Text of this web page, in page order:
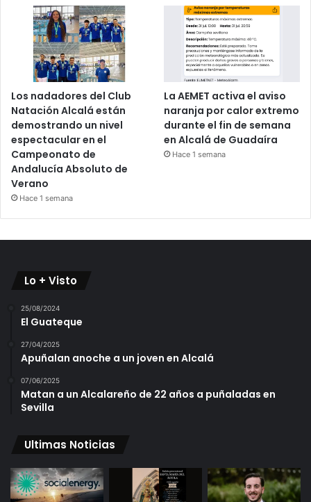
Los nadadores del Club
Natación Alcalá están
demostrando un nivel
espectacular en el
Campeonato de
Andalucía Absoluto de
Verano
Hace 1 semana
La AEMET activa el aviso
naranja por calor extremo
durante el fin de semana
en Alcalá de Guadaíra
Hace 1 semana
Lo + Visto
25/08/2024
El Guateque
27/04/2025
Apuñalan anoche a un joven en Alcalá
07/06/2025
Matan a un Alcalareño de 22 años a puñaladas en
Sevilla
Ultimas Noticias